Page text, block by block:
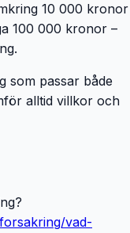
10 000 kronor
100 000 kronor –
som passar både
alltid villkor och
vad-